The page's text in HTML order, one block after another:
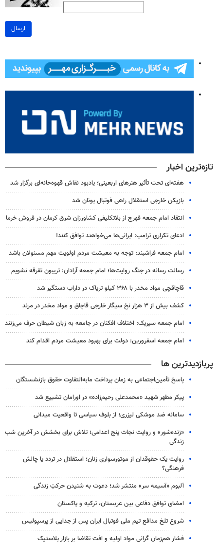
ارسال
تازه‌ترین اخبار
هفته‌ای تحت تأثیر هنرهای اربعینی؛ یادبود نقاش قهوه‌خانه‌ای برگزار شد
بازیکن خارجی استقلال راهی فوتبال یونان شد
انتقاد امام جمعه فهرج از بلاتکلیفی کشاورزان شرق کرمان در فروش خرما
ادعای تکراری ترامپ: ایرانی‌ها می‌خواهند توافق کنند!
امام جمعه فراشبند: توجه به معیشت مردم اولویت مهم مسئولان باشد
رسالت رسانه در جنگ روایت‌ها؛ امام جمعه آرادان: تریبون تفرقه نشویم
قاچاقچی مواد مخدر با ۳۶۸ کیلو تریاک در داراب دستگیر شد
کشف بیش از ۳ هزار نخ سیگار خارجی قاچاق و مواد مخدر در مرند
امام جمعه سیریک: اختلاف افکنان در جامعه به زبان شیطان حرف می‌زنند
امام جمعه اسفرورین: دولت برای بهبود معیشت مردم اقدام کند
پربازدیدترین ها
پاسخ تأمین‌اجتماعی به زمان پرداخت مابه‌التفاوت حقوق بازنشستگان
پیکر مطهر شهید «محمدعلی رحیم‌زاده» در اورامان تشییع شد
سامانه ضد موشکی لیزری؛ از بلوف سیاسی تا واقعیت میدانی
«زنده‌شور» و روایت نجات پنج اعدامی؛ تلاش برای بخشش در آخرین شب
زندگی
روایت یک حقوقدان از موتورسواری زنان؛ استقلال در تردد یا چالش
فرهنگی؟
آلبوم «آسیمه سر» منتشر شد؛ دعوت به شنیدن حرکتِ زندگی
امضای توافق دفاعی بین عربستان، ترکیه و پاکستان
شروع تلخ مدافع تیم ملی فوتبال ایران پس از جدایی از پرسپولیس
فشار هم‌زمان گرانی مواد اولیه و افت تقاضا بر بازار پلاستیک